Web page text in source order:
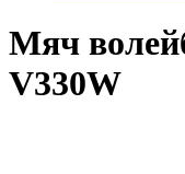
Мяч
V330W